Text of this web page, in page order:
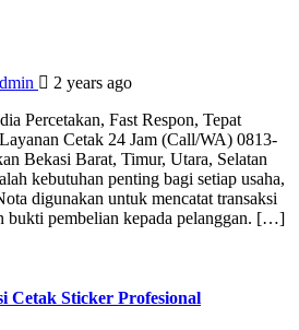
2 years ago
Percetakan, Fast Respon, Tepat
Cetak 24 Jam (Call/WA) 0813-
Bekasi Barat, Timur, Utara, Selatan
kebutuhan penting bagi setiap usaha,
digunakan untuk mencatat transaksi
bukti pembelian kepada pelanggan. […]
Cetak Sticker Profesional